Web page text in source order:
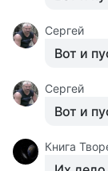
Сергей
Вот и
Сергей
Вот и
Книга